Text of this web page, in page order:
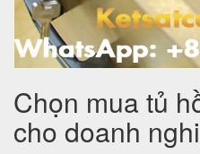
Chọn mua tủ
cho doanh